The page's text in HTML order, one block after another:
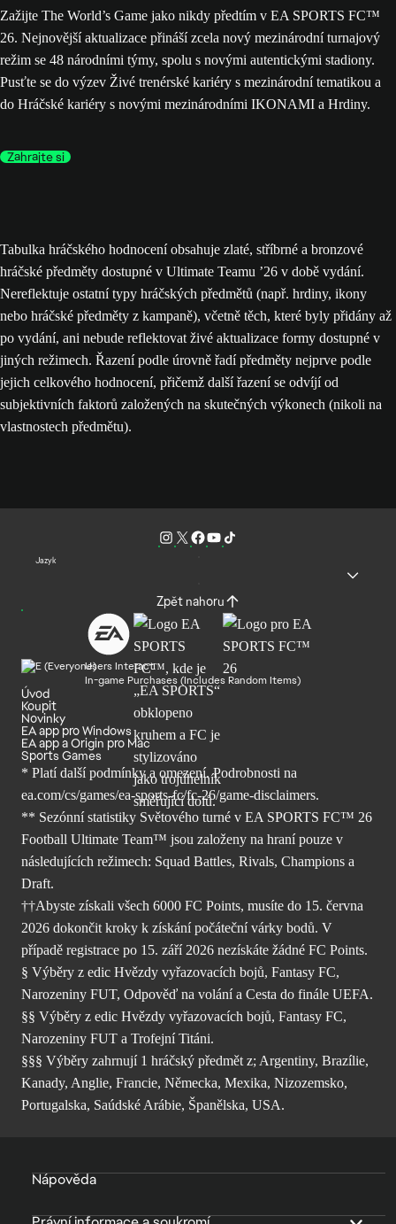
Zažijte The World’s Game jako nikdy předtím v EA SPORTS FC™
26. Nejnovější aktualizace přináší zcela nový mezinárodní turnajový
režim se 48 národními týmy, spolu s novými autentickými stadiony.
Pusťte se do výzev Živé trenérské kariéry s mezinárodní tematikou a
do Hráčské kariéry s novými mezinárodními IKONAMI a Hrdiny.
Zahrajte si
Tabulka hráčského hodnocení obsahuje zlaté, stříbrné a bronzové
hráčské předměty dostupné v Ultimate Teamu ’26 v době vydání.
Nereflektuje ostatní typy hráčských předmětů (např. hrdiny, ikony
nebo hráčské předměty z kampaně), včetně těch, které byly přidány až
po vydání, ani nebude reflektovat živé aktualizace formy dostupné v
jiných režimech. Řazení podle úrovně řadí předměty nejprve podle
jejich celkového hodnocení, přičemž další řazení se odvíjí od
subjektivních faktorů založených na skutečných výkonech (nikoli na
vlastnostech předmětu).
Jazyk
Zpět nahoru
Users Interact
In-game Purchases (Includes Random Items)
Úvod
Koupit
Novinky
EA app pro Windows
EA app a Origin pro Mac
Sports Games
* Platí další podmínky a omezení. Podrobnosti na
ea.com/cs/games/ea-sports-fc/fc-26/game-disclaimers.
** Sezónní statistiky Světového turné v EA SPORTS FC™ 26
Football Ultimate Team™ jsou založeny na hraní pouze v
následujících režimech: Squad Battles, Rivals, Champions a
Draft.
††Abyste získali všech 6000 FC Points, musíte do 15. června
2026 dokončit kroky k získání počáteční várky bodů. V
případě registrace po 15. září 2026 nezískáte žádné FC Points.
§ Výběry z edic Hvězdy vyřazovacích bojů, Fantasy FC,
Narozeniny FUT, Odpověď na volání a Cesta do finále UEFA.
§§ Výběry z edic Hvězdy vyřazovacích bojů, Fantasy FC,
Narozeniny FUT a Trofejní Titáni.
§§§ Výběry zahrnují 1 hráčský předmět z; Argentiny, Brazílie,
Kanady, Anglie, Francie, Německa, Mexika, Nizozemsko,
Portugalska, Saúdské Arábie, Španělska, USA.
Nápověda